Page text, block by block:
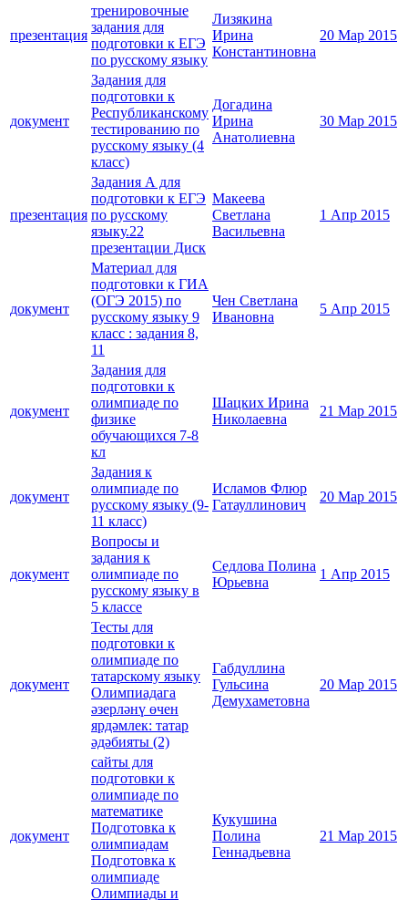
презентация
тренировочные
задания для
подготовки к ЕГЭ
по русскому языку
Лизякина
Ирина
Константиновна
20 Мар 2015
документ
Задания для
подготовки к
Республиканскому
тестированию по
русскому языку (4
класс)
Догадина
Ирина
Анатолиевна
30 Мар 2015
презентация
Задания А для
подготовки к ЕГЭ
по русскому
языку.22
презентации Диск
Макеева
Светлана
Васильевна
1 Апр 2015
документ
Материал для
подготовки к ГИА
(ОГЭ 2015) по
русскому языку 9
класс : задания 8,
11
Чен Светлана
Ивановна
5 Апр 2015
документ
Задания для
подготовки к
олимпиаде по
физике
обучающихся 7-8
кл
Шацких Ирина
Николаевна
21 Мар 2015
документ
Задания к
олимпиаде по
русскому языку (9-
11 класс)
Исламов Флюр
Гатауллинович
20 Мар 2015
документ
Вопросы и
задания к
олимпиаде по
русскому языку в
5 классе
Седлова Полина
Юрьевна
1 Апр 2015
документ
Тесты для
подготовки к
олимпиаде по
татарскому языку
Олимпиадага
әзерләнү өчен
ярдәмлек: татар
әдәбияты (2)
Габдуллина
Гульсина
Демухаметовна
20 Мар 2015
документ
сайты для
подготовки к
олимпиаде по
математике
Подготовка к
олимпиадам
Подготовка к
олимпиаде
Олимпиады и
Кукушина
Полина
Геннадьевна
21 Мар 2015